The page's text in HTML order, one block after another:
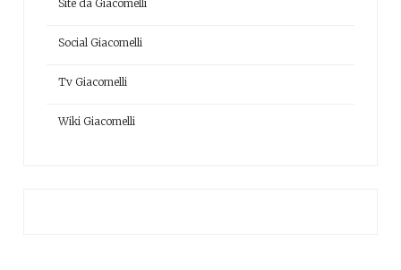
Site da Giacomelli
Social Giacomelli
Tv Giacomelli
Wiki Giacomelli